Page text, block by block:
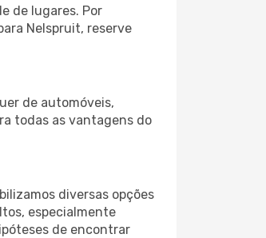
de lugares. Por
Nelspruit, reserve
de automóveis,
todas as vantagens do
diversas opções
especialmente
de encontrar